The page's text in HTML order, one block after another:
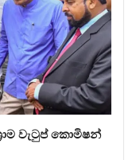
වැටුප් කොමිෂන්